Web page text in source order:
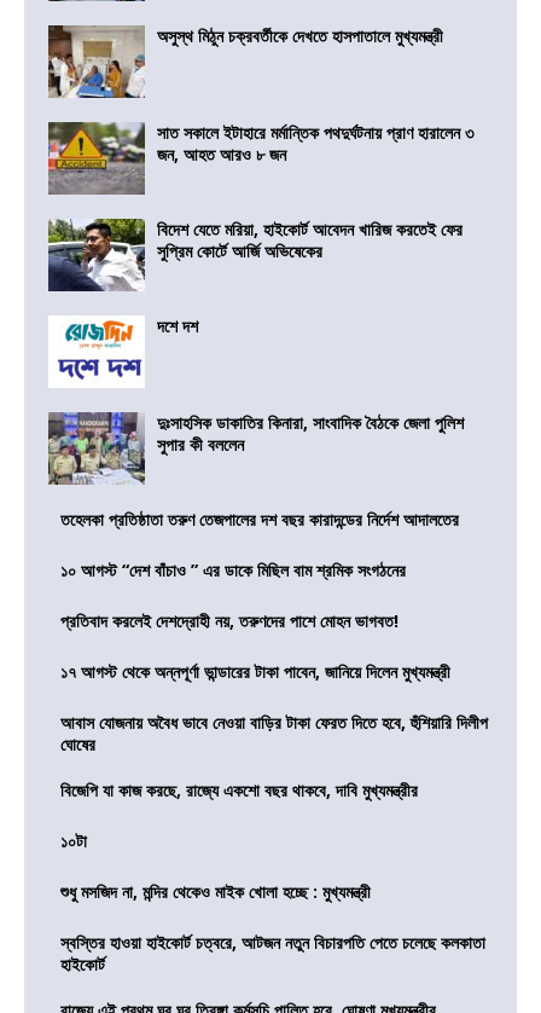
অসুস্থ মিঠুন চক্রবর্তীকে দেখতে হাসপাতালে মুখ্যমন্ত্রী
সাত সকালে ইটাহারে মর্মান্তিক পথদুর্ঘটনায় প্রাণ হারালেন ৩
জন, আহত আরও ৮ জন
বিদেশ যেতে মরিয়া, হাইকোর্ট আবেদন খারিজ করতেই ফের
সুপ্রিম কোর্টে আর্জি অভিষেকের
দশে দশ
দুঃসাহসিক ডাকাতির কিনারা, সাংবাদিক বৈঠকে জেলা পুলিশ
সুপার কী বললেন
তহেলকা প্রতিষ্ঠাতা তরুণ তেজপালের দশ বছর কারাদন্ডের নির্দেশ আদালতের
১০ আগস্ট “দেশ বাঁচাও ” এর ডাকে মিছিল বাম শ্রমিক সংগঠনের
প্রতিবাদ করলেই দেশদ্রোহী নয়, তরুণদের পাশে মোহন ভাগবত!
১৭ আগস্ট থেকে অন্নপূর্ণা ভান্ডারের টাকা পাবেন, জানিয়ে দিলেন মুখ্যমন্ত্রী
আবাস যোজনায় অবৈধ ভাবে নেওয়া বাড়ির টাকা ফেরত দিতে হবে, হুঁশিয়ারি দিলীপ
ঘোষের
বিজেপি যা কাজ করছে, রাজ্যে একশো বছর থাকবে, দাবি মুখ্যমন্ত্রীর
১০টা
শুধু মসজিদ না, মন্দির থেকেও মাইক খোলা হচ্ছে : মুখ্যমন্ত্রী
স্বস্তির হাওয়া হাইকোর্ট চত্বরে, আটজন নতুন বিচারপতি পেতে চলেছে কলকাতা
হাইকোর্ট